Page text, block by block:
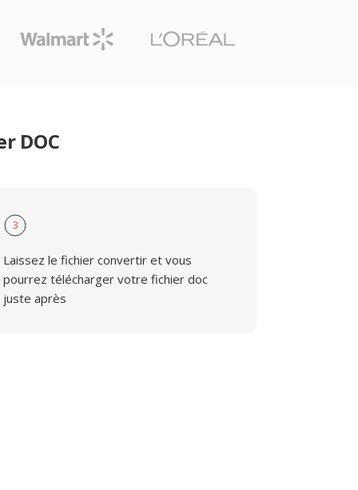
DOC
3
Laissez le fichier convertir et vous
pourrez télécharger votre fichier doc
juste après